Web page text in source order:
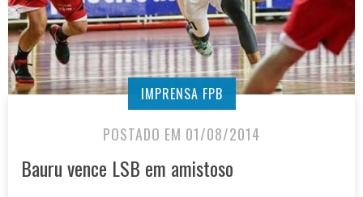
IMPRENSA FPB
POSTADO EM 01/08/2014
Bauru vence LSB em amistoso